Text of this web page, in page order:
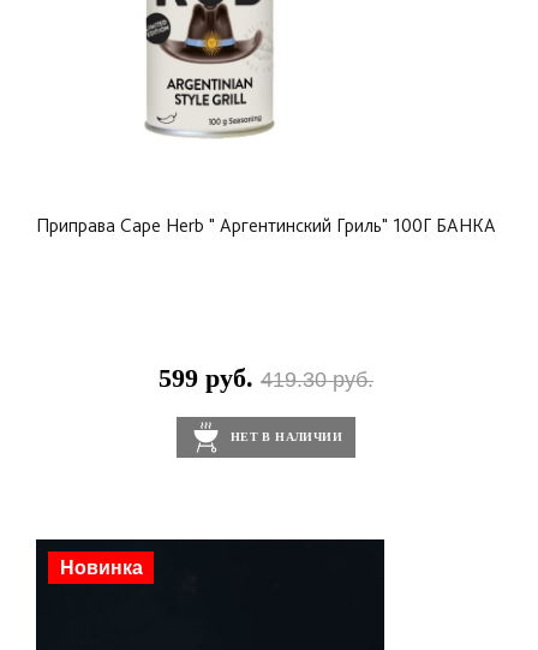
Приправа Cape Herb " Аргентинский Гриль" 100Г БАНКА
599 руб. 419.30 руб.
НЕТ В НАЛИЧИИ
Новинка